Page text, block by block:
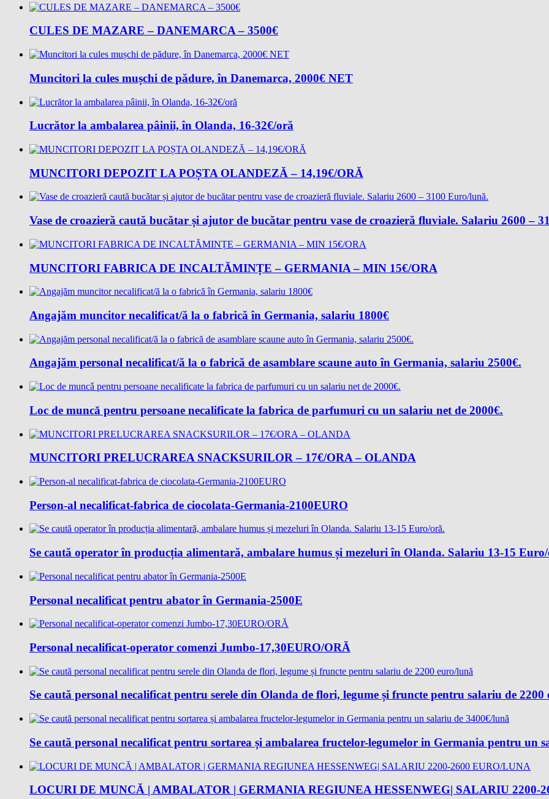
CULES DE MAZARE – DANEMARCA – 3500€
Muncitori la cules mușchi de pădure, în Danemarca, 2000€ NET
Lucrător la ambalarea pâinii, în Olanda, 16-32€/oră
MUNCITORI DEPOZIT LA POȘTA OLANDEZĂ – 14,19€/ORĂ
Vase de croazieră caută bucătar și ajutor de bucătar pentru vase de croazieră fluviale. Salariu 2600 –
MUNCITORI FABRICA DE INCALTĂMINȚE – GERMANIA – MIN 15€/ORA
Angajăm muncitor necalificat/ă la o fabrică în Germania, salariu 1800€
Angajăm personal necalificat/ă la o fabrică de asamblare scaune auto în Germania, salariu 2500€.
Loc de muncǎ pentru persoane necalificate la fabrica de parfumuri cu un salariu net de 2000€.
MUNCITORI PRELUCRAREA SNACKSURILOR – 17€/ORA – OLANDA
Person-al necalificat-fabrica de ciocolata-Germania-2100EURO
Se caută operator în producția alimentară, ambalare humus și mezeluri în Olanda. Salariu 13-15
Personal necalificat pentru abator în Germania-2500E
Personal necalificat-operator comenzi Jumbo-17,30EURO/ORĂ
Se caută personal necalificat pentru serele din Olanda de flori, legume și fruncte pentru salariu de 2200
Se caută personal necalificat pentru sortarea și ambalarea fructelor-legumelor in Germania pentru un
LOCURI DE MUNCĂ | AMBALATOR | GERMANIA REGIUNEA HESSENWEG| SALARIU 2200-